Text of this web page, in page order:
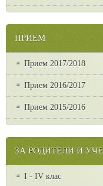
ПРИЕМ
Прием 2017/2018
Прием 2016/2017
Прием 2015/2016
ЗА РОДИТЕЛИ И
I - IV клас